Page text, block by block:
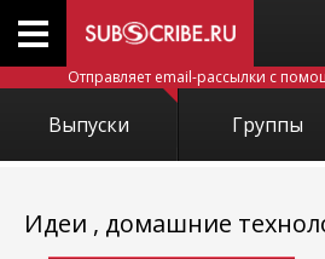
Отправляет email-рассылки с
Выпуски Группы
Идеи , домашние